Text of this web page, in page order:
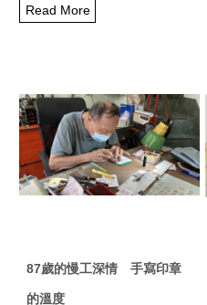
Read More
87歲的慢工深情 手寫印章
的溫度